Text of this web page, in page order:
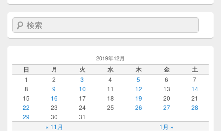
検索
2019年12月
日 月 火 水 木 金 土
« 11月 1月 »
1 2 3 4 5 6
7
8
9 10 11 12 13
14
15
16 17 18 19 20
21
22
23 24 25 26 27
28
29
30 31